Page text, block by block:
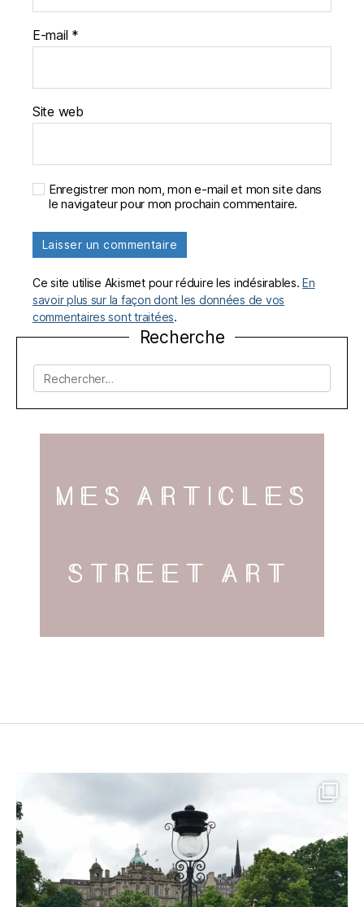
E-mail *
Site web
Enregistrer mon nom, mon e-mail et mon site dans
le navigateur pour mon prochain commentaire.
Ce site utilise Akismet pour réduire les indésirables.En
savoir plus sur la façon dont les données de vos
commentaires sont traitées.
Recherche
Rechercher :